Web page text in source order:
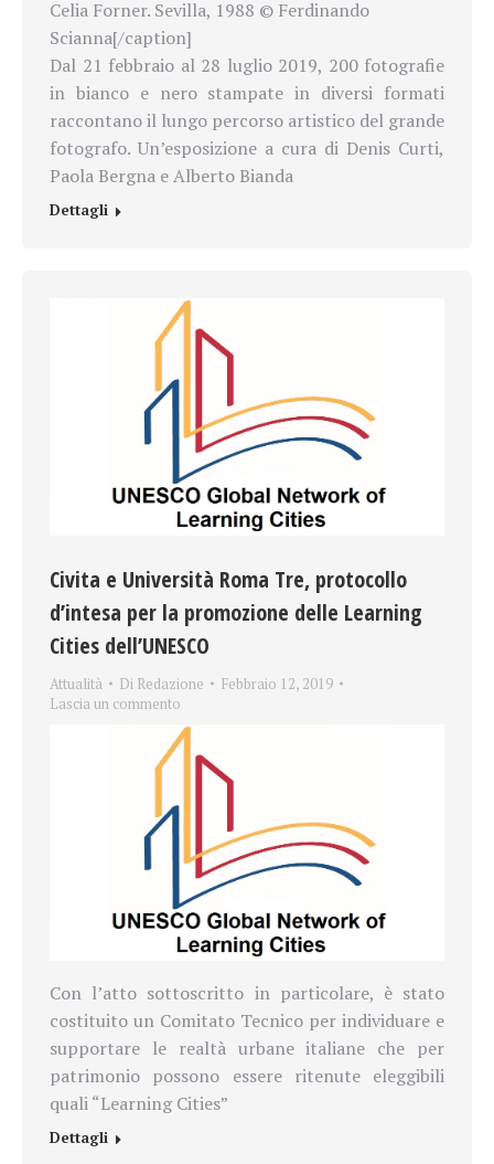
Celia Forner. Sevilla, 1988 © Ferdinando
Scianna[/caption]
Dal 21 febbraio al 28 luglio 2019, 200 fotografie
in bianco e nero stampate in diversi formati
raccontano il lungo percorso artistico del grande
fotografo. Un’esposizione a cura di Denis Curti,
Paola Bergna e Alberto Bianda
Dettagli
Civita e Università Roma Tre, protocollo
d’intesa per la promozione delle Learning
Cities dell’UNESCO
Attualità Di Redazione
Febbraio 12, 2019
Lascia un commento
Con l’atto sottoscritto in particolare, è stato
costituito un Comitato Tecnico per individuare e
supportare le realtà urbane italiane che per
patrimonio possono essere ritenute eleggibili
quali “Learning Cities”
Dettagli